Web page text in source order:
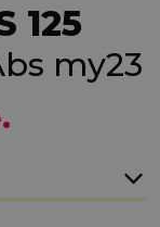
125
my23